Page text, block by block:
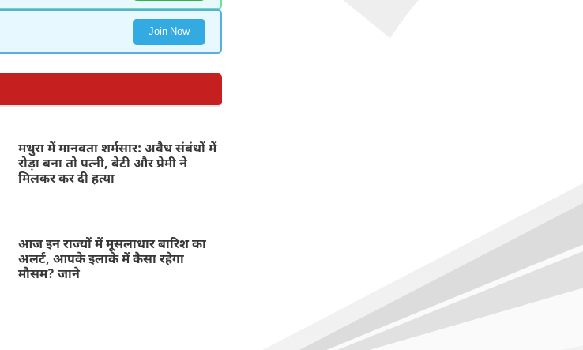
Join Now
मथुरा में मानवता शर्मसार: अवैध संबंधों में
रोड़ा बना तो पत्नी, बेटी और प्रेमी ने
मिलकर कर दी हत्या
आज इन राज्यों में मूसलाधार बारिश का
अलर्ट, आपके इलाके में कैसा रहेगा
मौसम? जाने